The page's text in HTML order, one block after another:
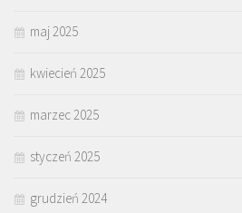
maj 2025
kwiecień 2025
marzec 2025
styczeń 2025
grudzień 2024